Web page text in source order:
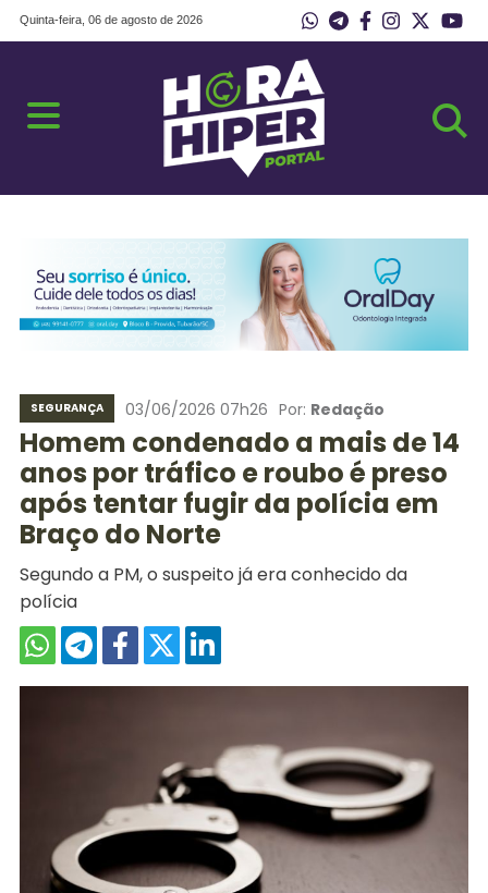
Quinta-feira, 06 de agosto de 2026
SEGURANÇA 03/06/2026 07h26 Por: Redação
Homem condenado a mais de 14
anos por tráfico e roubo é preso
após tentar fugir da polícia em
Braço do Norte
Segundo a PM, o suspeito já era conhecido da
polícia